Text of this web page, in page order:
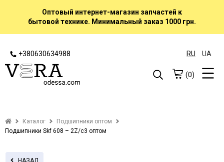
Оптовый интернет-магазин запчастей к
бытовой технике. Минимальный заказ 1000 грн.
+380630634988 RU UA
(0)
Каталог
Подшипники оптом
Подшипники Skf 608 – 2Z/c3 оптом
НАЗАД